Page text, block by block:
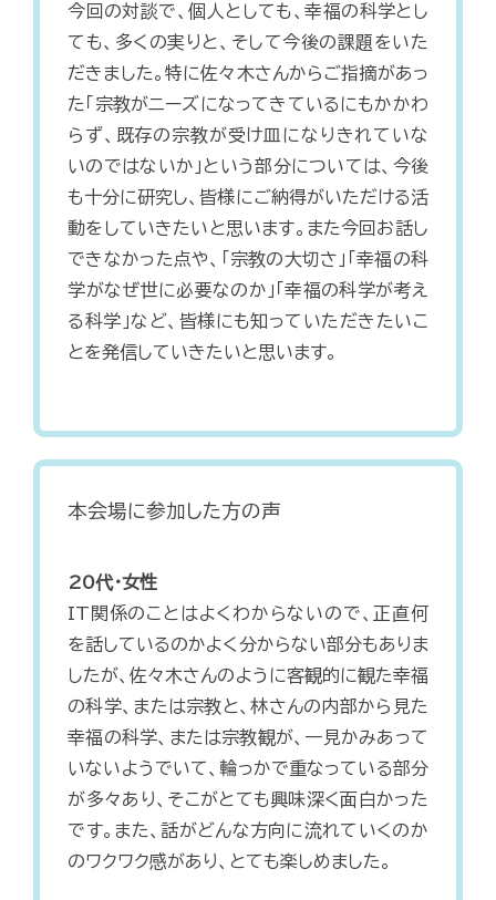
今回の対談で、個人としても、幸福の科学とし
ても、多くの実りと、そして今後の課題をいた
だきました。特に佐々木さんからご指摘があっ
た「宗教がニーズになってきているにもかかわ
らず、既存の宗教が受け皿になりきれていな
いのではないか」という部分については、今後
も十分に研究し、皆様にご納得がいただける活
動をしていきたいと思います。また今回お話し
できなかった点や、「宗教の大切さ」「幸福の科
学がなぜ世に必要なのか」「幸福の科学が考え
る科学」など、皆様にも知っていただきたいこ
とを発信していきたいと思います。
本会場に参加した方の声
20代・女性
IT関係のことはよくわからないので、正直何
を話しているのかよく分からない部分もありま
したが、佐々木さんのように客観的に観た幸福
の科学、または宗教と、林さんの内部から見た
幸福の科学、または宗教観が、一見かみあって
いないようでいて、輪っかで重なっている部分
が多々あり、そこがとても興味深く面白かった
です。また、話がどんな方向に流れていくのか
のワクワク感があり、とても楽しめました。